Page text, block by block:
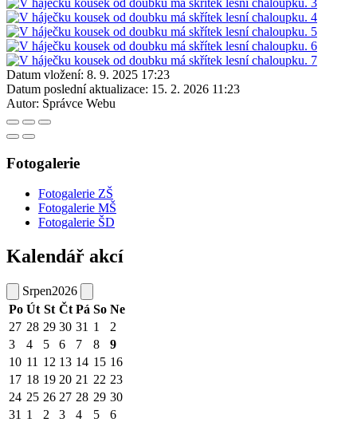
Datum vložení: 8. 9. 2025 17:23
Datum poslední aktualizace: 15. 2. 2026 11:23
Autor: Správce Webu
Fotogalerie
Fotogalerie ZŠ
Fotogalerie MŠ
Fotogalerie ŠD
Kalendář akcí
Srpen2026
Po Út St Čt Pá So Ne
27 28 29 30 31 1
2
3
4 5 6 7 8
9
10 11 12 13 14 15 16
17 18 19 20 21 22 23
24 25 26 27 28 29 30
31 1 2 3 4 5 6